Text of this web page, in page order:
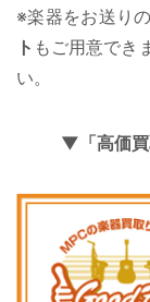
※楽器をお送り
ト もご用意でき
い。
▼「高価買